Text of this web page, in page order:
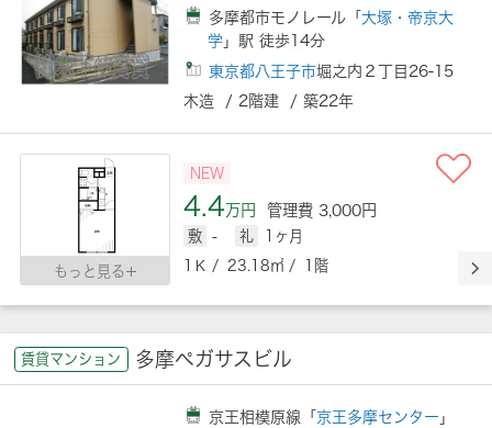
多摩都市モノレール「 大塚・帝京大
学」駅 徒歩14分
東京都八王子市堀之内２丁目26-15
木造 / 2階建 / 築22年
もっと見る
NEW
4.4万円 管理費 3,000円
敷 - 礼
1ヶ月
1Ｋ / 23.18㎡ / 1階
賃貸マンション 多摩ペガサスビル
京王相模原線「京王多摩センター 」